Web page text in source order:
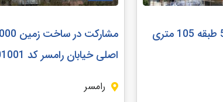
پیش فروش آپارتمان 5 طبقه 105 متری
اصلی خیابان رامسر کد 0501001
رامسر